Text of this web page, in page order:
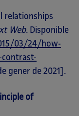
relationships
Web. Disponible
03/24/how-
gener de 2021].
of